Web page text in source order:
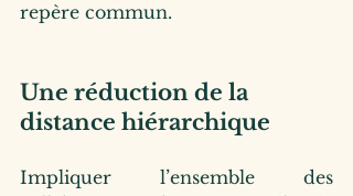
repère commun.
Une réduction de la
distance hiérarchique
Impliquer l’ensemble des